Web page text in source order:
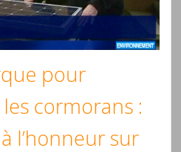
pour
cormorans :
l’honneur sur